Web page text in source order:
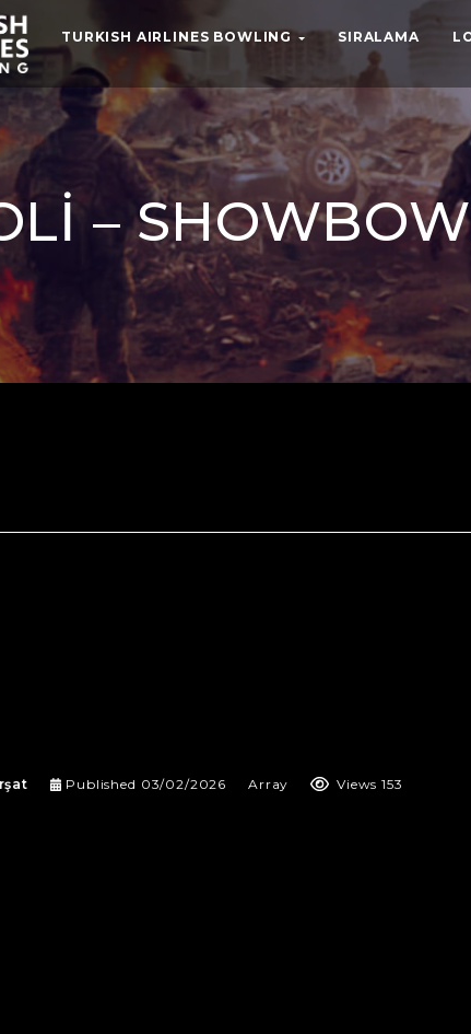
TURKISH AIRLINES BOWLING SIRALAMA
–
Published 03/02/2026 03/02/2026
Array Views 153